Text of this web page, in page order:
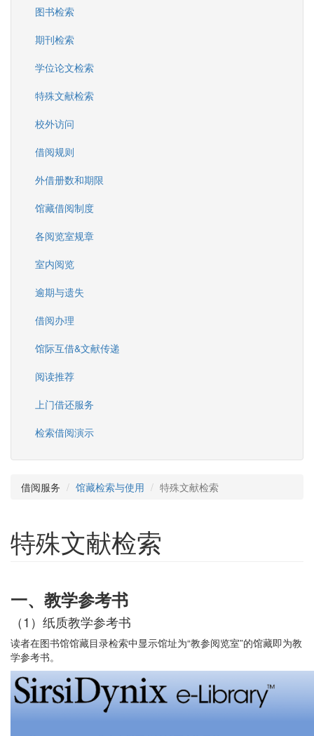
图书检索
期刊检索
学位论文检索
特殊文献检索
校外访问
借阅规则
外借册数和期限
馆藏借阅制度
各阅览室规章
室内阅览
逾期与遗失
借阅办理
馆际互借&文献传递
阅读推荐
上门借还服务
检索借阅演示
借阅服务 馆藏检索与使用 特殊文献检索
特殊文献检索
一、教学参考书
（1）纸质教学参考书
读者在图书馆馆藏目录检索中显示馆址为“教参阅览室”的馆藏即为教
学参考书。